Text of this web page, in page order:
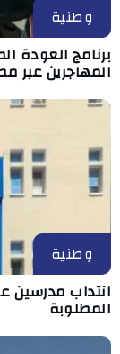
وطنية
برنامج العودة
المهاجرين عبر
وطنية
انتداب مدرسين
المطلوبة